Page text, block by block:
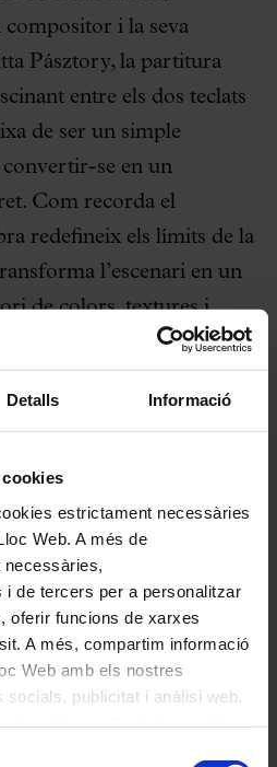
Detalls Informació
estrictament necessàries
Web. A més de
i de tercers per a personalitzar
oferir funcions de xarxes
A més, compartim informació
Web amb els nostres
socials, publicitat i anàlisi web,
compositor i la seva
Pásztory, la partitura
entre els dos teclats
de ser un simple
se en un
Com recorda el
redefineix els límits de la
l’escenari en un
de colors, textures i
amb
Beyond
del mateix Alexej
i un dels
que reflecteix la seva
Influït pel jazz, el
l’electrònica, el
sons quotidians i
musical.“Camino
obertes: petits sons